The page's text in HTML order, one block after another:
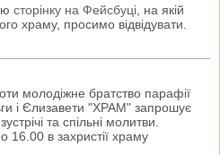
сторінку на Фейсбуці, на якій
храму, просимо відвідувати.
молодіжне братство парафії
і Єлизавети "ХРАМ" запрошує
та спільні молитви.
16.00 в захристії храму